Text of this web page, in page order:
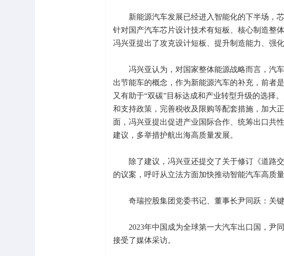
新能源汽车发展已经进入智能化的下半场，芯
针对国产汽车芯片设计技术有短板、核心制造整
冯兴亚提出了攻克设计短板、提升制造能力、强
冯兴亚认为，对国家整体能源战略而言，汽车
出节能车的概念，作为新能源汽车的补充，前者
又有助于“双碳”目标达成和产业转型升级的选择
和支持政策，完善税收及限购等配套措施，加大
面，冯兴亚提出促进产业国际合作、统筹出口共
建议，多举措护航出海高质量发展。
除了建议，冯兴亚还提交了关于修订《道路交
的议案，呼吁从立法方面加快推动智能汽车高质量
奇瑞控股集团党委书记、董事长尹同跃：关键
2023年中国成为全球第一大汽车出口国，尹
接受了媒体采访。